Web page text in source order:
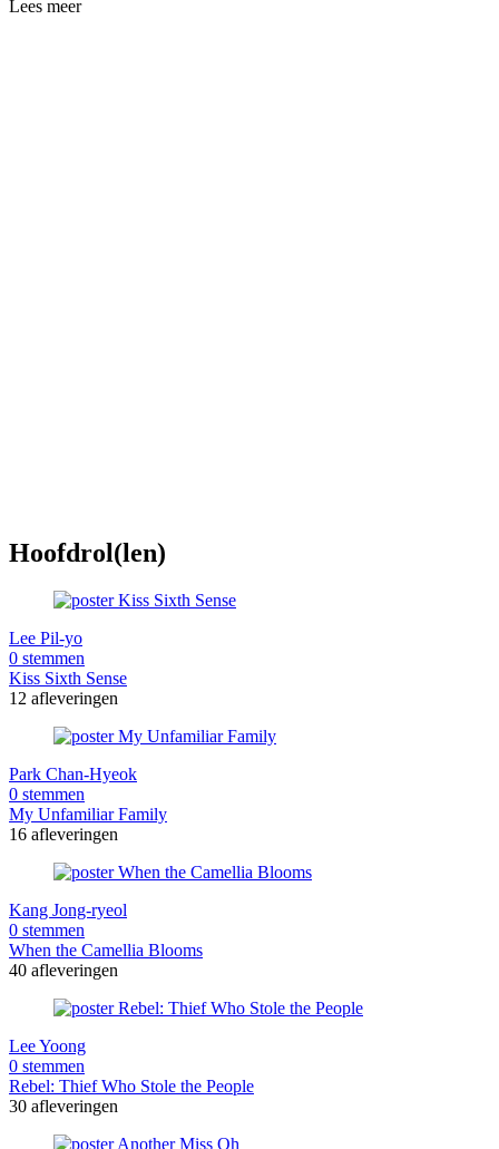
Lees meer
Hoofdrol(len)
Lee Pil-yo
0 stemmen
Kiss Sixth Sense
12 afleveringen
Park Chan-Hyeok
0 stemmen
My Unfamiliar Family
16 afleveringen
Kang Jong-ryeol
0 stemmen
When the Camellia Blooms
40 afleveringen
Lee Yoong
0 stemmen
Rebel: Thief Who Stole the People
30 afleveringen